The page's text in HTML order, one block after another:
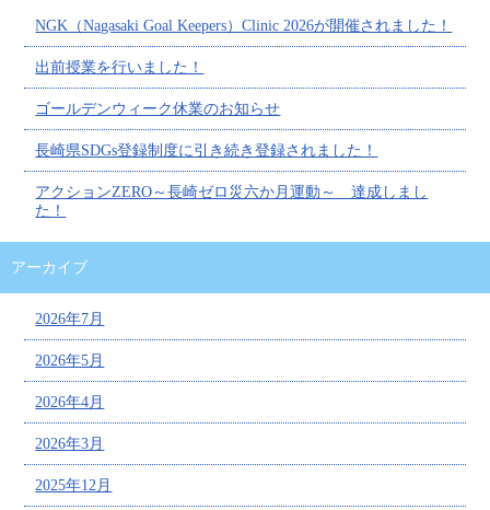
NGK（Nagasaki Goal Keepers）Clinic 2026が開催されました！
出前授業を行いました！
ゴールデンウィーク休業のお知らせ
長崎県SDGs登録制度に引き続き登録されました！
アクションZERO～長崎ゼロ災六か月運動～ 達成しまし
た！
アーカイブ
2026年7月
2026年5月
2026年4月
2026年3月
2025年12月